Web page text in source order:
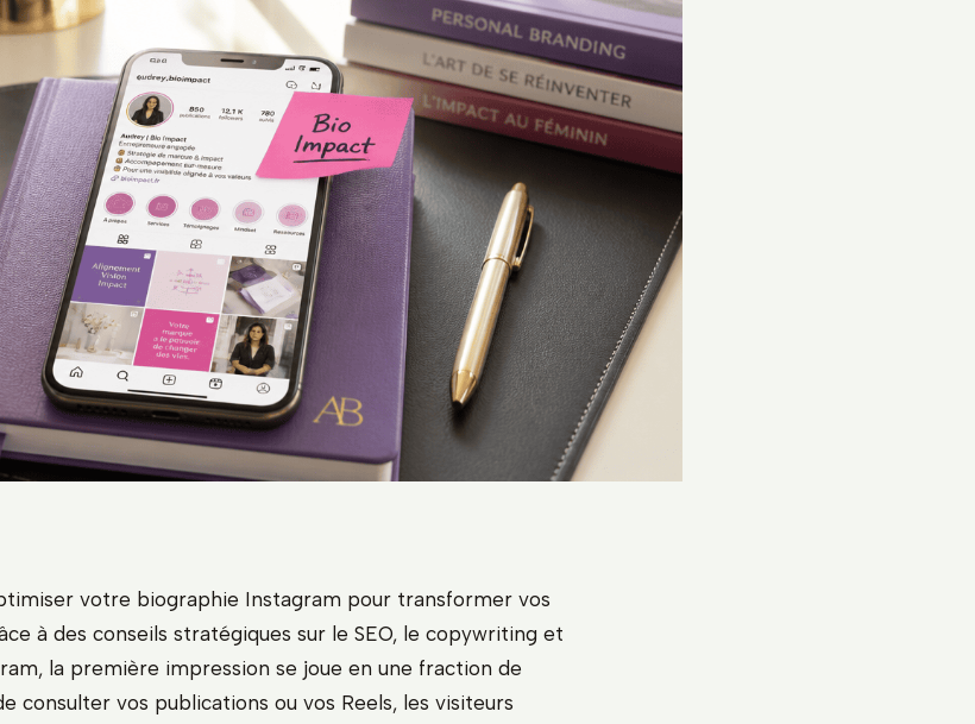
votre biographie Instagram pour transformer vos
à des conseils stratégiques sur le SEO, le copywriting et
la première impression se joue en une fraction de
consulter vos publications ou vos Reels, les visiteurs